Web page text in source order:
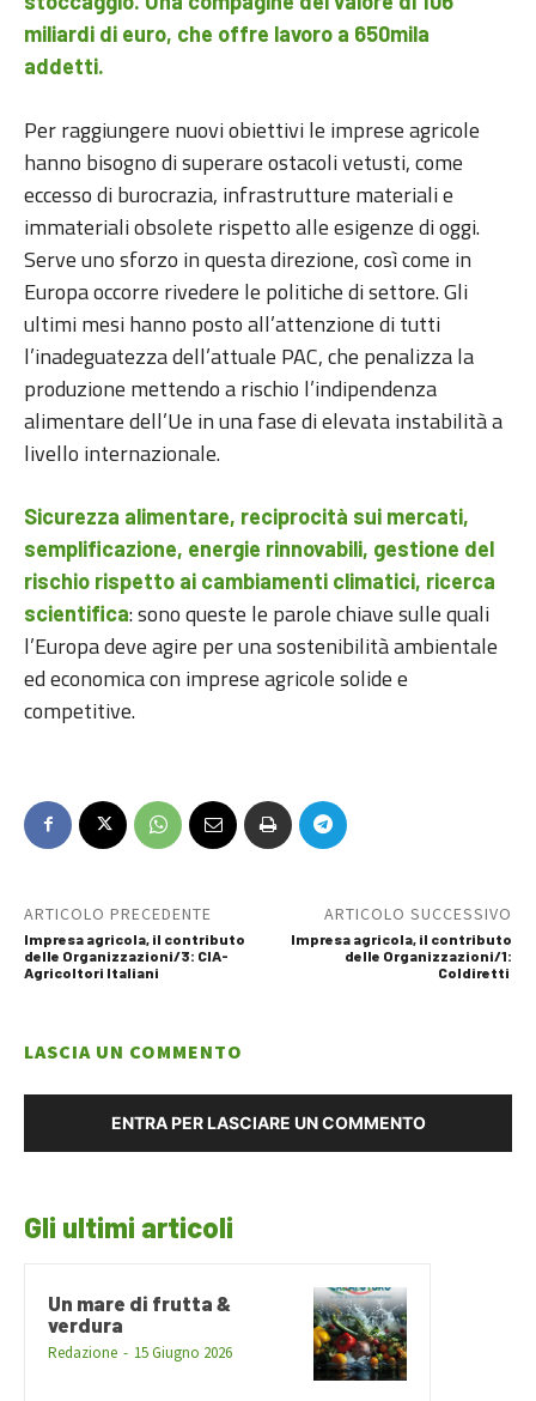
miliardi di euro, che offre lavoro a 650mila
addetti.
Per raggiungere nuovi obiettivi le imprese agricole
hanno bisogno di superare ostacoli vetusti, come
eccesso di burocrazia, infrastrutture materiali e
immateriali obsolete rispetto alle esigenze di oggi.
Serve uno sforzo in questa direzione, così come in
Europa occorre rivedere le politiche di settore. Gli
ultimi mesi hanno posto all’attenzione di tutti
l’inadeguatezza dell’attuale PAC, che penalizza la
produzione mettendo a rischio l’indipendenza
alimentare dell’Ue in una fase di elevata instabilità a
livello internazionale.
Sicurezza alimentare, reciprocità sui mercati,
semplificazione, energie rinnovabili, gestione del
rischio rispetto ai cambiamenti climatici, ricerca
scientifica: sono queste le parole chiave sulle quali
l’Europa deve agire per una sostenibilità ambientale
ed economica con imprese agricole solide e
competitive.
ARTICOLO PRECEDENTE
Impresa agricola, il contributo
delle Organizzazioni/3: CIA-
Agricoltori Italiani
ARTICOLO SUCCESSIVO
Impresa agricola, il contributo
delle Organizzazioni/1:
Coldiretti
LASCIA UN COMMENTO
ENTRA PER LASCIARE UN COMMENTO
Gli ultimi articoli
Un mare di frutta &
verdura
Redazione - 15 Giugno 2026